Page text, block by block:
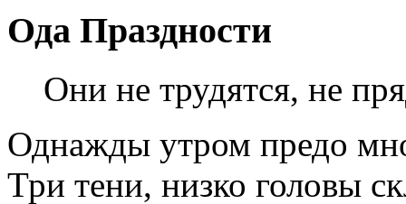
Ода Праздности
Они не трудятся, не
Однажды утром предо
Три тени, низко головы